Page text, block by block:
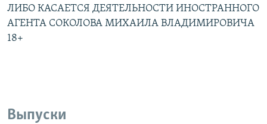
ЛИБО КАСАЕТСЯ ДЕЯТЕЛЬНОСТИ ИНОСТРАННОГО
АГЕНТА СОКОЛОВА МИХАИЛА ВЛАДИМИРОВИЧА
18+
Выпуски